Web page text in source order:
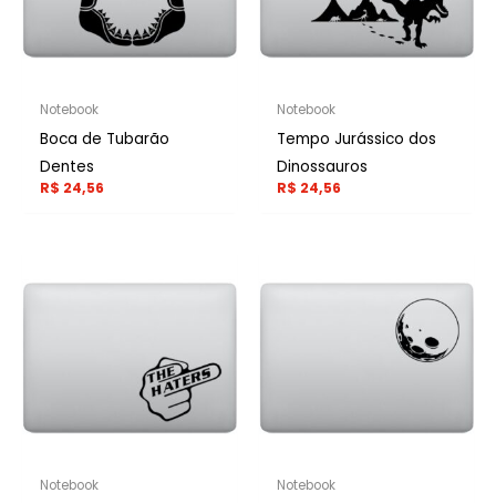
Notebook
Boca de Tubarão
Dentes
R$ 24,56
Notebook
Tempo Jurássico dos
Dinossauros
R$ 24,56
Notebook Notebook